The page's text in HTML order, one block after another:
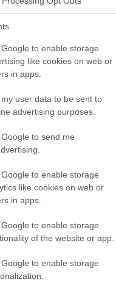
to enable storage
like cookies on web or
in apps.
user data to be sent to
advertising purposes.
to send me
to enable storage
like cookies on web or
in apps.
to enable storage
of the website or app.
to enable storage
dolores abdominales o
por alimentos y bebidas
si desarrolla diarrea